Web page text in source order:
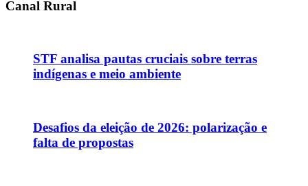
Canal Rural
STF analisa pautas cruciais sobre terras
indígenas e meio ambiente
Desafios da eleição de 2026: polarização e
falta de propostas